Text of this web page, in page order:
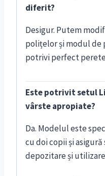
diferit?
Desigur. Putem
polițelor și modul de
potrivi perfect
Este potrivit setul
vârste apropiate?
Da. Modelul este
cu doi copii și
depozitare și